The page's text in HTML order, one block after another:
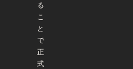
る
こ
と
で
正
式